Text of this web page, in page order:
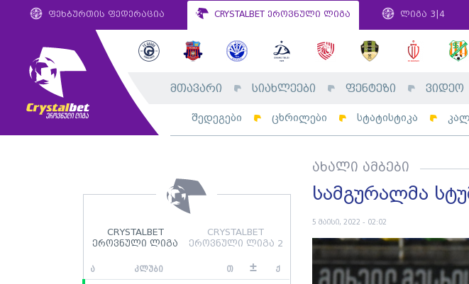
ფეხბურთის ფედერაცია CRYSTALBET ეროვნული ლიგა ლიგა 3|4
მთავარი სიახლეები ფენტეზი ვიდეო
შედეგები ცხრილები სტატისტიკა
CRYSTALBET
ეროვნული ლიგა
CRYSTALBET
ეროვნული ლიგა 2
ა კლუბი თ ± ქ
ახალი ამბები
სამგურალმა
5 მაისი, 2022 - 02:02